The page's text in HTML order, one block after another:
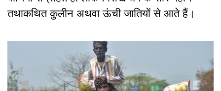
तथाकथित कुलीन अथवा ऊंची जातियों से आते हैं।